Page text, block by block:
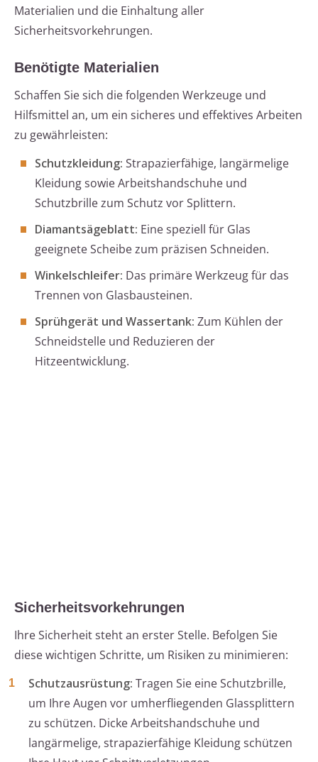
Materialien und die Einhaltung aller
Sicherheitsvorkehrungen.
Benötigte Materialien
Schaffen Sie sich die folgenden Werkzeuge und
Hilfsmittel an, um ein sicheres und effektives Arbeiten
zu gewährleisten:
Schutzkleidung: Strapazierfähige, langärmelige
Kleidung sowie Arbeitshandschuhe und
Schutzbrille zum Schutz vor Splittern.
Diamantsägeblatt: Eine speziell für Glas
geeignete Scheibe zum präzisen Schneiden.
Winkelschleifer: Das primäre Werkzeug für das
Trennen von Glasbausteinen.
Sprühgerät und Wassertank: Zum Kühlen der
Schneidstelle und Reduzieren der
Hitzeentwicklung.
Sicherheitsvorkehrungen
Ihre Sicherheit steht an erster Stelle. Befolgen Sie
diese wichtigen Schritte, um Risiken zu minimieren:
Schutzausrüstung: Tragen Sie eine Schutzbrille,
um Ihre Augen vor umherfliegenden Glassplittern
zu schützen. Dicke Arbeitshandschuhe und
langärmelige, strapazierfähige Kleidung schützen